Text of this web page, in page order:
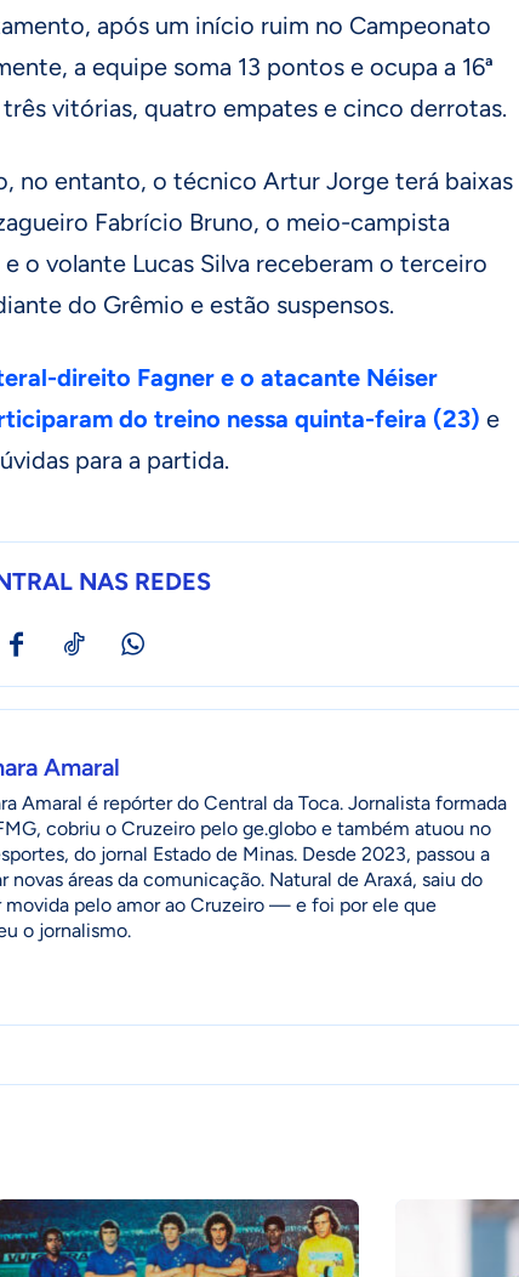
após um início ruim no Campeonato
a equipe soma 13 pontos e ocupa a 16ª
vitórias, quatro empates e cinco derrotas.
no entanto, o técnico Artur Jorge terá baixas
Fabrício Bruno, o meio-campista
e o volante Lucas Silva receberam o terceiro
do Grêmio e estão suspensos.
direito Fagner e o atacante Néiser
do treino nessa quinta-feira (23) e
para a partida.
NAS REDES
Amaral
Amaral é repórter do Central da Toca. Jornalista formada
cobriu o Cruzeiro pelo ge.globo e também atuou no
do jornal Estado de Minas. Desde 2023, passou a
novas áreas da comunicação. Natural de Araxá, saiu do
movida pelo amor ao Cruzeiro — e foi por ele que
o jornalismo.